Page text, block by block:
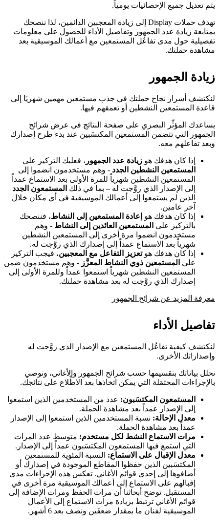
يتم تعديل جميع الإحصائيات يومياً.
تهدف حملات Display إلى زيادة المعجبين الدائمين، لذا ننصحك
بمتابعة زيادة عدد الجمهور وتفاصيل الأداء للحصول على معلومات
تفصيلية حول مدى تفاعُل المستمعين مع أعمالك الموسيقية بعد
مشاهدة حملتك.
زيادة الجمهور
لنكتشف أسرار نجاح حملتك في جذب مستمعين مهمين شهريًا إلى
قاعدة المستمعين النشطين أو تعمقهم فيها.
يساعدك المؤثِّر البصري على صفحة النتائج في عرض شرائح
الجمهور التي تتضمن المستمعين المكتسَبين عند بدء طرح إصدارك
وبعد تفاعلهم معه.
إذا كان هدفك هو زيادة عدد الجمهور ، فعليك التركيز على
المستمعين النشطين الجدد - وهم مستخدمون انضموا إلى
المستمعين النشطين شهرياً للمرة الأولى بعد الاستماع عمداً
إلى الإصدار الذي روَّجت له – بما في ذلك المستمعون الجدد
الذين لم يستمعوا إلى أعمالك الموسيقية في أي مكان خلال
آخر عامين.
إذا كان هدفك هو إعادة المستمعين إلى النشاط، فننصحك
بالتركيز على المستمعين العائدين إلى النشاط - وهم
مستخدمون انضموا مرة أخرى إلى المستمعين النشطين
شهرياً بعد الاستماع عمداً إلى إصدارك الذي روَّجت له.
إذا كان هدفك هوتعزيز التفاعل مع المعجبين، فيجب التركيز
على المستمعين ذوي النشاط المعزَّز - وهم مستخدمون ضمن
المستمعين النشطين شهرياً استمعوا عمداً وللمرة الأولى إلى
إصدارك الذي روَّجت له بعد مشاهدة حملتك.
معرفة المزيد عن شرائح الجمهور
تفاصيل الأداء
لنكتشف كيفية تفاعُل المستمعين مع الإصدار الذي روَّجت له
وإصداراتك الأخرى.
نحلل بياناتك بتقسيمها حسب شرائح الجمهور والأغاني، ونوصي
بالإجراءات المحتمَلة التي يمكن اتخاذها بعد الاطِّلاع على نتائجك.
المستمعون المكتسَبون: عدد من المستخدمين الذين استمعوا
إلى الإصدار عمداً بعد مشاهدة الحملة.
معدل الإحالة: نسبة المستخدمين الذين استمعوا إلى الإصدار
عمداً بعد مشاهدة الحملة.
مرات الاستماع النشط لكل مستخدم: متوسط عدد المرات
التي استمع فيها المستمعون المكتسَبون عمداً إلى الإصدار.
معدل الإقبال على الاستماع: النسبة المئوية للمستمعين
المكتسَبين الذين حفظوا المقاطع الموجودة في إصدارك أو
أضافوها إلى إحدى قوائم الأغاني. تعكس هذه الإجراءات مدى
إقبالهم على الاستماع إلى أعمالك الموسيقية مرة أخرى في
المستقبل. توضح أبحاثنا أن مرات الحفظ ومرات الإضافة إلى
قوائم الأغاني ترتبط بزيادة مرات الاستماع إلى الأعمال
الموسيقية لفنان ما بمقدار ضعفَين ونصف بعد 6 أشهر.